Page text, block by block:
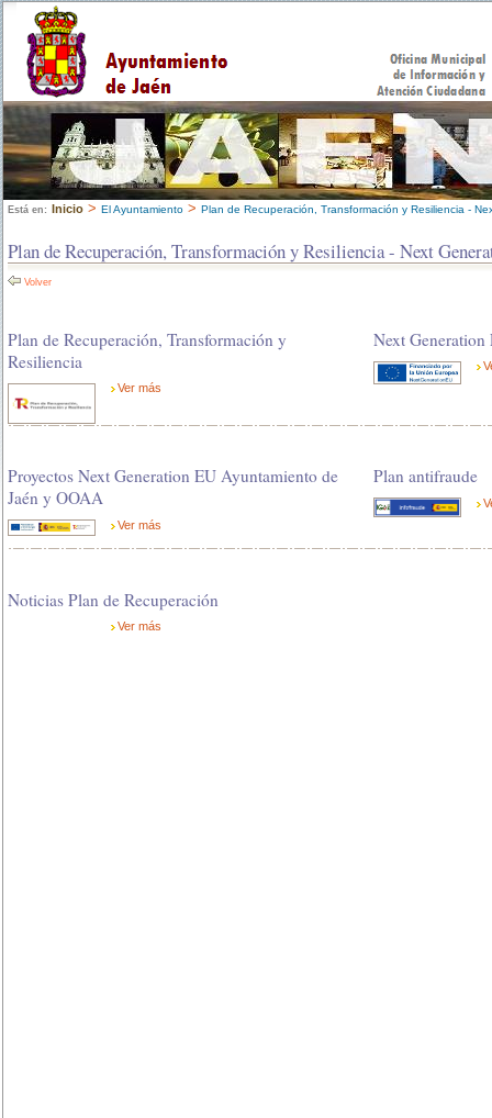
Está en: Inicio > El Ayuntamiento > Plan de Recuperación, Transformación y Resiliencia -
Plan de Recuperación, Transformación y Resiliencia - Next
Volver
Plan de Recuperación, Transformación y
Resiliencia
Ver más
Next Generation
Proyectos Next Generation EU Ayuntamiento de
Jaén y OOAA
Ver más
Plan antifraude
Noticias Plan de Recuperación
Ver más